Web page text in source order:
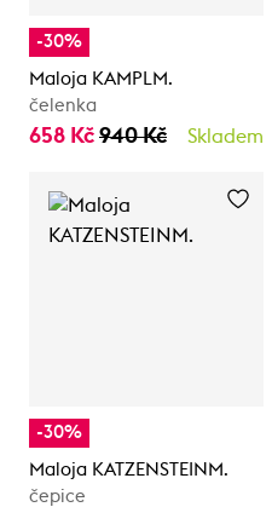
-30%
Maloja KAMPLM.
čelenka
658 Kč 940 Kč Skladem
-30%
Maloja KATZENSTEINM.
čepice